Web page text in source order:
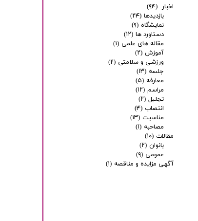
اخبار (۹۴)
بازدیدها (۲۴)
نمایشگاه (۹)
دستاورد ها (۱۲)
مقاله های علمی (۱)
آموزش (۲)
ورزشی و سلامتی (۲)
جلسه (۱۳)
معارفه (۵)
مراسم (۱۲)
تجلیل (۲)
انتصاب (۴)
مناسبت (۱۳)
مصاحبه (۱)
مقالات (۱۰)
بانوان (۲)
عمومی (۹)
آگهی مزایده و مناقصه (۱)